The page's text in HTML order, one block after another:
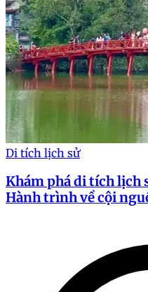
Di tích lịch sử
Khám phá di tích lịch
Hành trình về cội